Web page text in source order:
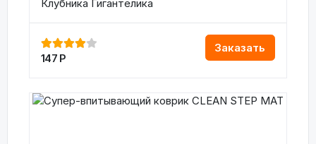
Клубника Гигантелика
Заказать
147 Р